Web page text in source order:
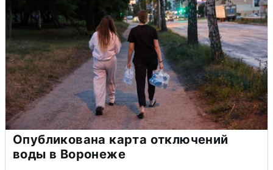
Опубликована карта отключений
воды в Воронеже